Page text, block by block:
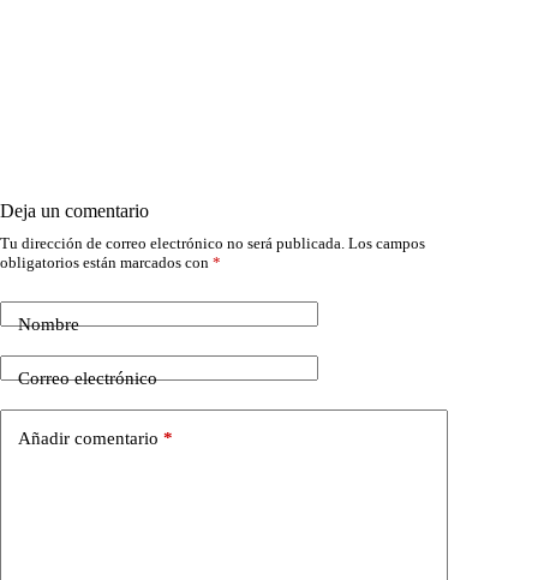
Deja un comentario
Tu dirección de correo electrónico no será publicada. Los campos
obligatorios están marcados con *
Nombre
Correo electrónico
Añadir comentario *